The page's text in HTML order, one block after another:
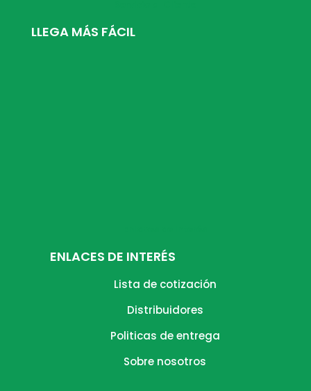
LLEGA MÁS FÁCIL
ENLACES DE INTERÉS
Lista de cotización
Distribuidores
Politicas de entrega
Sobre nosotros